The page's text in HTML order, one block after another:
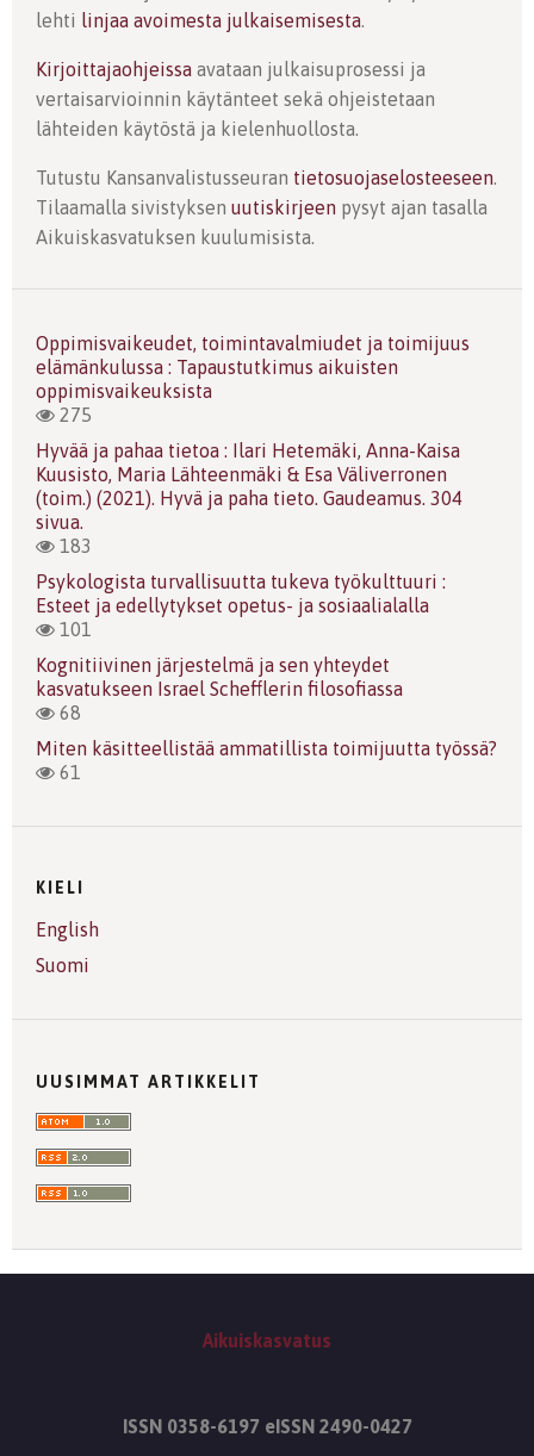
lehti linjaa avoimesta julkaisemisesta.
Kirjoittajaohjeissa avataan julkaisuprosessi ja
vertaisarvioinnin käytänteet sekä ohjeistetaan
lähteiden käytöstä ja kielenhuollosta.
Tutustu Kansanvalistusseuran tietosuojaselosteeseen.
Tilaamalla sivistyksen uutiskirjeen pysyt ajan tasalla
Aikuiskasvatuksen kuulumisista.
Oppimisvaikeudet, toimintavalmiudet ja toimijuus
elämänkulussa : Tapaustutkimus aikuisten
oppimisvaikeuksista
275
Hyvää ja pahaa tietoa : Ilari Hetemäki, Anna-Kaisa
Kuusisto, Maria Lähteenmäki & Esa Väliverronen
(toim.) (2021). Hyvä ja paha tieto. Gaudeamus. 304
sivua.
183
Psykologista turvallisuutta tukeva työkulttuuri :
Esteet ja edellytykset opetus- ja sosiaalialalla
101
Kognitiivinen järjestelmä ja sen yhteydet
kasvatukseen Israel Schefflerin filosofiassa
68
Miten käsitteellistää ammatillista toimijuutta työssä?
61
KIELI
English
Suomi
UUSIMMAT ARTIKKELIT
Aikuiskasvatus
ISSN 0358-6197 eISSN 2490-0427